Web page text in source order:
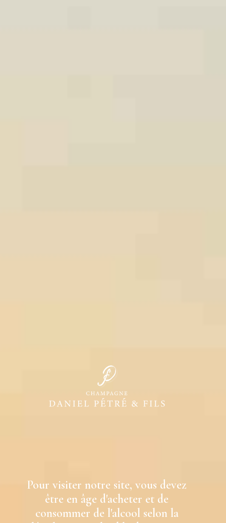
Pour visiter notre site, vous devez
être en âge d'acheter et de
consommer de l'alcool selon la